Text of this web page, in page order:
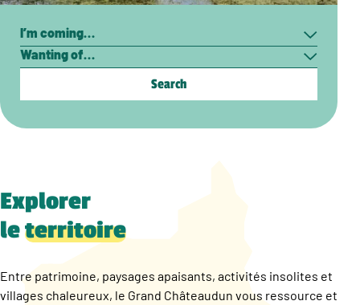
Search
Explorer
leterritoire
Entre patrimoine, paysages apaisants, activités insolites et
villages chaleureux, le Grand Châteaudun vous ressource et